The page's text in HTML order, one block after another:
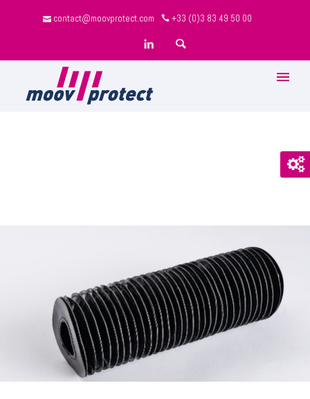
contact@moovprotect.com +33 (0)3 83 49 50 00
SOUFFLET COUSU POUR ÉTANCHÉITÉ
Soufflets cousus cylindriques · Soufflets de protection